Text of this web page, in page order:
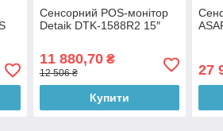
Сенсорний POS-монітор
Detaik DTK-1588R2 15″
11 880,70₴
12 506 ₴
Купити
27